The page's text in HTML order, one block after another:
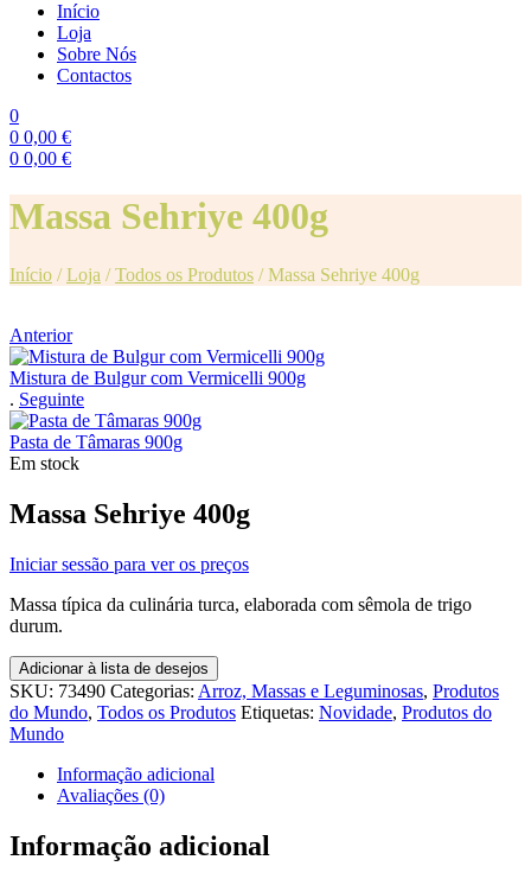
Início
Loja
Sobre Nós
Contactos
0
0 0,00 €
0 0,00 €
Massa Sehriye 400g
Início /Loja /Todos os Produtos /Massa Sehriye 400g
Anterior
Mistura de Bulgur com Vermicelli 900g
. Seguinte
Pasta de Tâmaras 900g
Em stock
Massa Sehriye 400g
Iniciar sessão para ver os preços
Massa típica da culinária turca, elaborada com sêmola de trigo
durum.
Adicionar à lista de desejos
SKU: 73490 Categorias: Arroz, Massas e Leguminosas, Produtos
do Mundo, Todos os Produtos Etiquetas: Novidade, Produtos do
Mundo
Informação adicional
Avaliações (0)
Informação adicional